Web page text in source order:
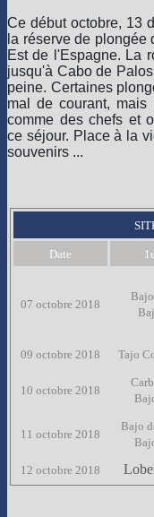
Ce début octobre, 13
la réserve de plongée
Est de l'Espagne. La
jusqu'à Cabo de
peine. Certaines
mal de courant,
comme des chefs et
ce séjour. Place à la
souvenirs ...
Date
07 octobre 2018
09 octobre 2018 Tajo
10 octobre 2018
11 octobre 2018
Bajo
12 octobre 2018